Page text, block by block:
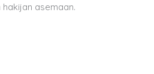
hakijan asemaan.